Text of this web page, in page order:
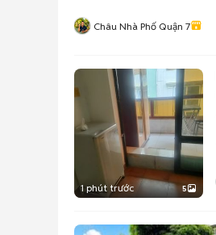
Châu Nhà Phố Quận 7
1 phút trước 5